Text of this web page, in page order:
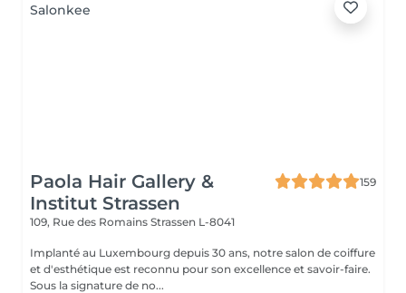
Paola Hair Gallery &
Institut Strassen
159
109, Rue des Romains Strassen L-8041
Implanté au Luxembourg depuis 30 ans, notre salon de coiffure
et d'esthétique est reconnu pour son excellence et savoir-faire.
Sous la signature de no...